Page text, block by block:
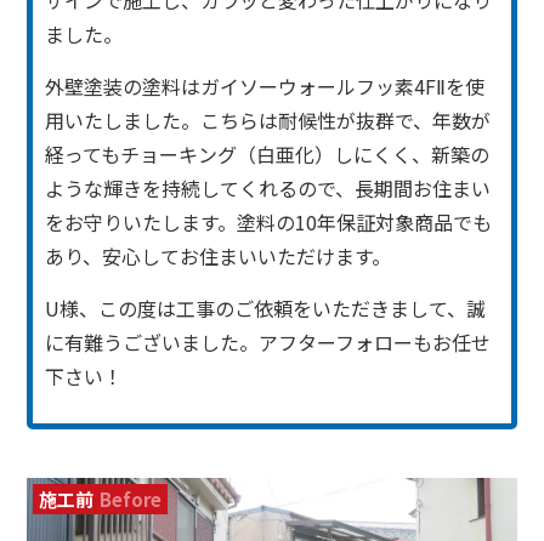
ました。
外壁塗装の塗料はガイソーウォールフッ素4FⅡを使
用いたしました。こちらは耐候性が抜群で、年数が
経ってもチョーキング（白亜化）しにくく、新築の
ような輝きを持続してくれるので、長期間お住まい
をお守りいたします。塗料の10年保証対象商品でも
あり、安心してお住まいいただけます。
U様、この度は工事のご依頼をいただきまして、誠
に有難うございました。アフターフォローもお任せ
下さい！
施工前 Before